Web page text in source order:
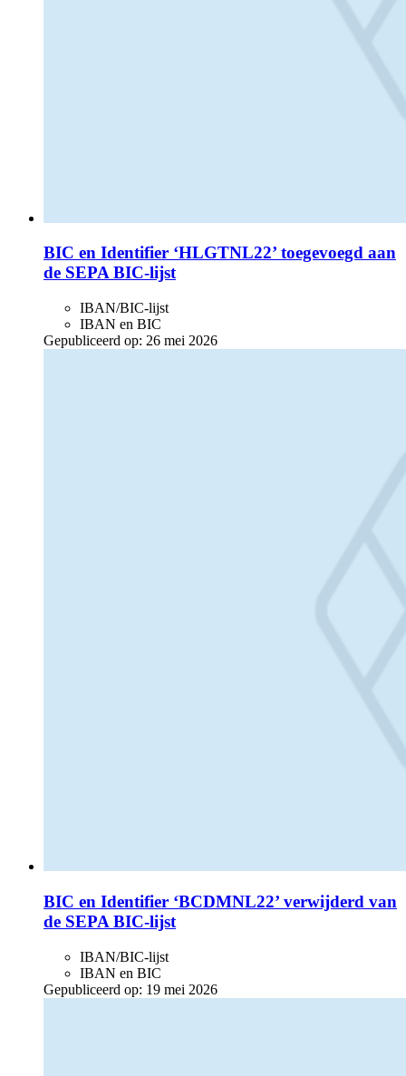
BIC en Identifier ‘HLGTNL22’ toegevoegd aan
de SEPA BIC-lijst
IBAN/BIC-lijst
IBAN en BIC
Gepubliceerd op: 26 mei 2026
BIC en Identifier ‘BCDMNL22’ verwijderd van
de SEPA BIC-lijst
IBAN/BIC-lijst
IBAN en BIC
Gepubliceerd op: 19 mei 2026